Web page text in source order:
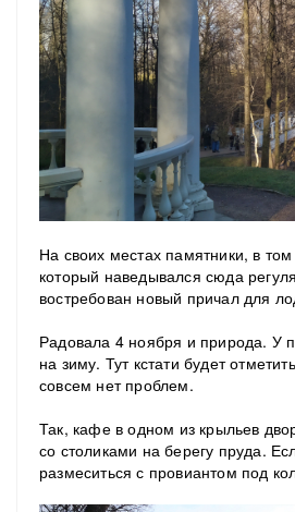
На своих местах памятники, в
который наведывался сюда
востребован новый причал для
Радовала 4 ноября и природа. У
на зиму. Тут кстати будет
совсем нет проблем.
Так, кафе в одном из крыльев
со столиками на берегу пруда.
размеситься с провиантом под